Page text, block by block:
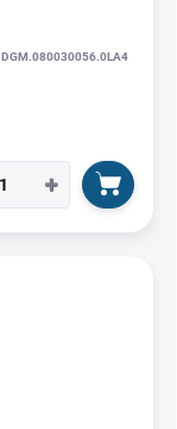
DGM.080030056.0LA4
+